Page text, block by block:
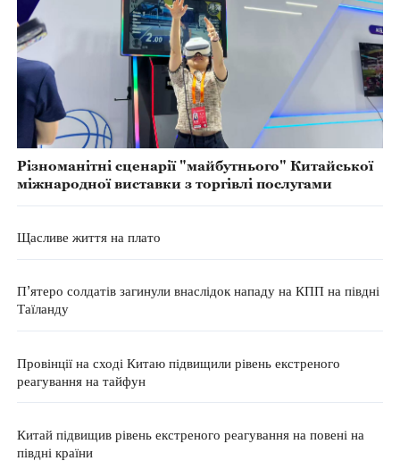
Різноманітні сценарії "майбутнього" Китайської
міжнародної виставки з торгівлі послугами
Щасливе життя на плато
П’ятеро солдатів загинули внаслідок нападу на КПП на півдні
Таїланду
Провінції на сході Китаю підвищили рівень екстреного
реагування на тайфун
Китай підвищив рівень екстреного реагування на повені на
півдні країни